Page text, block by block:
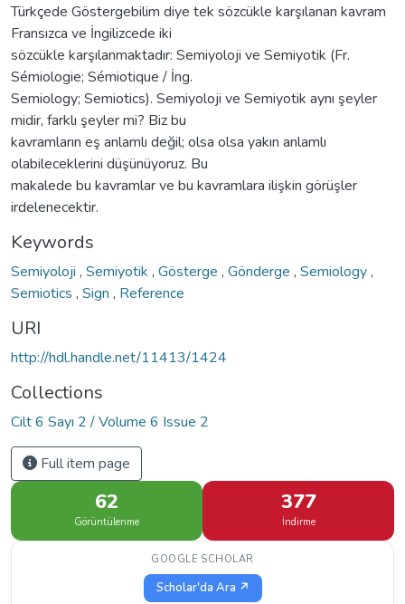
Türkçede Göstergebilim diye tek sözcükle karşılanan kavram
Fransızca ve İngilizcede iki
sözcükle karşılanmaktadır: Semiyoloji ve Semiyotik (Fr.
Sémiologie; Sémiotique / İng.
Semiology; Semiotics). Semiyoloji ve Semiyotik aynı şeyler
midir, farklı şeyler mi? Biz bu
kavramların eş anlamlı değil; olsa olsa yakın anlamlı
olabileceklerini düşünüyoruz. Bu
makalede bu kavramlar ve bu kavramlara ilişkin görüşler
irdelenecektir.
Keywords
Semiyoloji , Semiyotik , Gösterge , Gönderge , Semiology,
Semiotics , Sign , Reference
URI
http://hdl.handle.net/11413/1424
Collections
Cilt 6 Sayı 2 / Volume 6 Issue 2
Full item page
62
Görüntülenme
377
İndirme
GOOGLE SCHOLAR
Scholar'da Ara ↗